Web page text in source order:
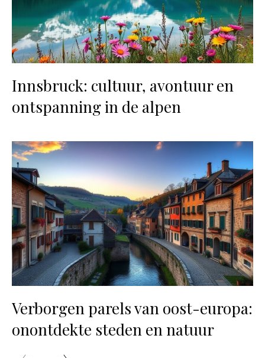
Innsbruck: cultuur, avontuur en
ontspanning in de alpen
Verborgen parels van oost-europa:
onontdekte steden en natuur